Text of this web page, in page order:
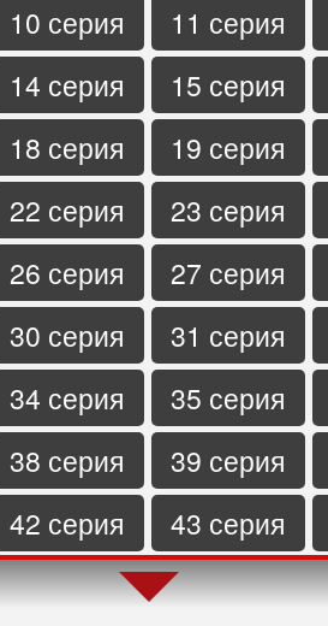
10 серия
11 серия
14 серия
15 серия
18 серия
19 серия
22 серия
23 серия
26 серия
27 серия
30 серия
31 серия
34 серия
35 серия
38 серия
39 серия
42 серия
43 серия
46 серия
47 серия